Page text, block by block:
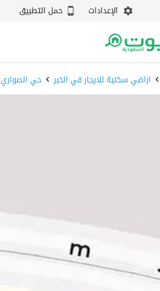
الإعدادات حمل التطبيق
اراضي سكنية للايجار في الخبر حي الصواري